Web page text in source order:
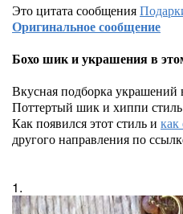
Это цитата сообщения
Оригинальное сообщение
Бохо шик и украшения в
Вкусная подборка украшений
Поттертый шик и хиппи
Как появился этот стиль и
другого направления по
1.